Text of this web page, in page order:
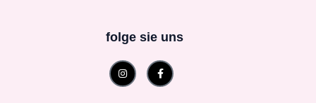
folge sie uns
InstagramFacebook-
f